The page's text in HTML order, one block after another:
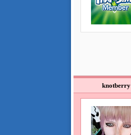
knotberry